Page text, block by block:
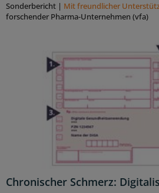
Sonderbericht | Mit freundlicher
forschender Pharma-Unternehmen (vfa)
Chronischer Schmerz: